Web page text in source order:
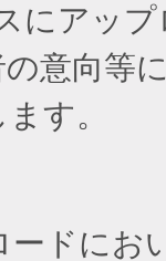
アップ
意向等
す。
ドにお